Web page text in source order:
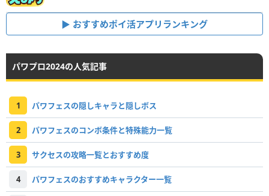
おすすめポイ活アプリランキング
パワプロ2024の人気記事
1 パワフェスの隠しキャラと隠しボス
2 パワフェスのコンボ条件と特殊能力一覧
3 サクセスの攻略一覧とおすすめ度
4 パワフェスのおすすめキャラクター一覧